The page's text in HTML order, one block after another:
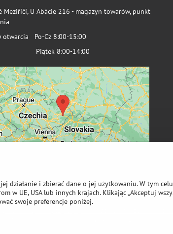
Meziříčí, U Abácie 216 - magazyn towarów, punkt
otwarcia Po-Cz 8:00-15:00
8:00-14:00
działanie i zbierać dane o jej użytkowaniu. W tym
w UE, USA lub innych krajach. Klikając „Akceptuj
swoje preferencje poniżej.